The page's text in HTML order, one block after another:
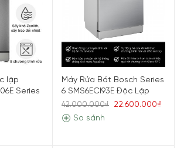
lập
Series
Máy Rửa Bát Bosch Series
6 SMS6ECI93E Độc Lập
42.000.000₫
22.600.000₫
So sánh